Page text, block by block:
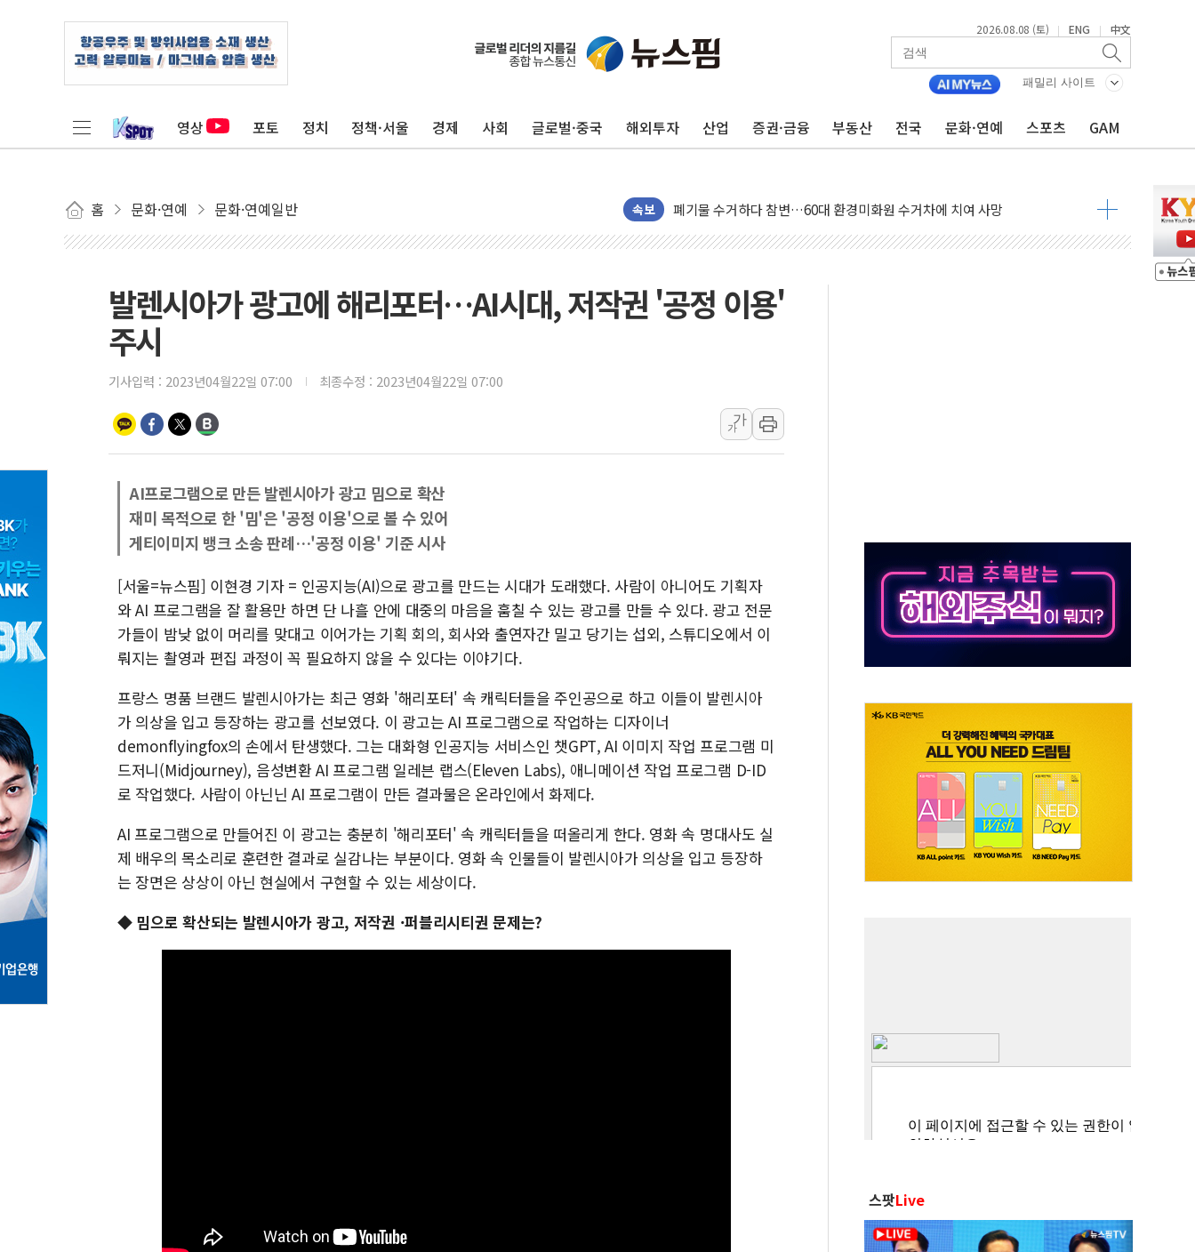
2026.08.08 (토) | ENG | 中文
패밀리 사이트
영상 포토 정치 정책·서울 경제 사회 글로벌·중국 해외투자 산업 증권·금융 부동산 전국 문화·연예 스포츠 GAM
홈 문화·연예 문화·연예일반 속보
美, 이란전 출구전략 만지작…공습 한계·탄약 부족 현실화
서울 중랑구 주택가서 흉기 난동…60대 남성 2명 숨져
李대통령 "결혼 때문에 손해 보는 일 없게"…'결혼 페널티' 22개 과제 손본다
추미애, '위안부' 피해자 기림의 날 참석..."국제적 시민 연대로 목소리 내야"
인천 선재도 갯벌서 해루질 중 실종 60대 나흘만에 숨진 채 발견
동해중부 전 해상 풍랑주의보…10일까지 최대 3.5m 높은 물결
연일 폭염에 온열질환 사망 23명…정부, 비상대응기구 가동
강원 중·남부 동해안 시간당 50mm 이상 폭우…호우경보 발효
청양 밭에서 일하던 90대 숨져…온열질환 여부 조사
폭염에 車 운전면허 기능시험 오전 집중 편성…체감온도 38도 넘으면 중단
李대통령, 'ISA·주가누르기 방지법' 전면 재검토 지시
발렌시아가 광고에 해리포터…AI시대, 저작권 '공정 이용'
주시
기사입력 : 2023년04월22일 07:00 최종수정 : 2023년04월22일 07:00
가
가
AI프로그램으로 만든 발렌시아가 광고 밈으로 확산
재미 목적으로 한 '밈'은 '공정 이용'으로 볼 수 있어
게티이미지 뱅크 소송 판례…'공정 이용' 기준 시사
[서울=뉴스핌] 이현경 기자 = 인공지능(AI)으로 광고를 만드는 시대가 도래했다. 사람이 아니어도 기획자
와 AI 프로그램을 잘 활용만 하면 단 나흘 안에 대중의 마음을 훔칠 수 있는 광고를 만들 수 있다. 광고 전문
가들이 밤낮 없이 머리를 맞대고 이어가는 기획 회의, 회사와 출연자간 밀고 당기는 섭외, 스튜디오에서 이
뤄지는 촬영과 편집 과정이 꼭 필요하지 않을 수 있다는 이야기다.
프랑스 명품 브랜드 발렌시아가는 최근 영화 '해리포터' 속 캐릭터들을 주인공으로 하고 이들이 발렌시아
가 의상을 입고 등장하는 광고를 선보였다. 이 광고는 AI 프로그램으로 작업하는 디자이너
demonflyingfox의 손에서 탄생했다. 그는 대화형 인공지능 서비스인 챗GPT, AI 이미지 작업 프로그램 미
드저니(Midjourney), 음성변환 AI 프로그램 일레븐 랩스(Eleven Labs), 애니메이션 작업 프로그램 D-ID
로 작업했다. 사람이 아닌닌 AI 프로그램이 만든 결과물은 온라인에서 화제다.
AI 프로그램으로 만들어진 이 광고는 충분히 '해리포터' 속 캐릭터들을 떠올리게 한다. 영화 속 명대사도 실
제 배우의 목소리로 훈련한 결과로 실감나는 부분이다. 영화 속 인물들이 발렌시아가 의상을 입고 등장하
는 장면은 상상이 아닌 현실에서 구현할 수 있는 세상이다.
◆ 밈으로 확산되는 발렌시아가 광고, 저작권 ·퍼블리시티권 문제는?
스팟Live